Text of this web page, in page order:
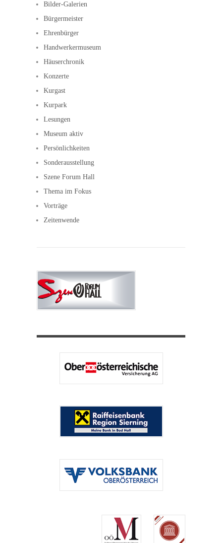
Bilder-Galerien
Bürgermeister
Ehrenbürger
Handwerkermuseum
Häuserchronik
Konzerte
Kurgast
Kurpark
Lesungen
Museum aktiv
Persönlichkeiten
Sonderausstellung
Szene Forum Hall
Thema im Fokus
Vorträge
Zeitenwende